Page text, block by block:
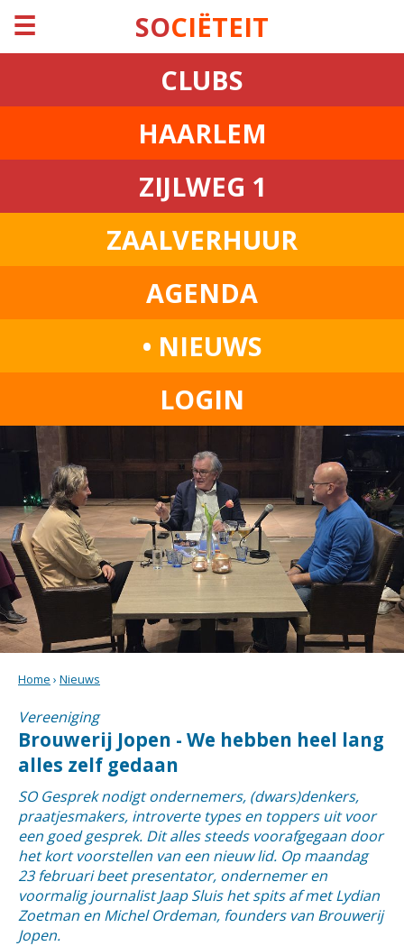
☰ SOCIËTEIT
CLUBS
HAARLEM
ZIJLWEG 1
ZAALVERHUUR
AGENDA
• NIEUWS
LOGIN
Home › Nieuws
Vereeniging
Brouwerij Jopen - We hebben heel lang
alles zelf gedaan
SO Gesprek nodigt ondernemers, (dwars)denkers,
praatjesmakers, introverte types en toppers uit voor
een goed gesprek. Dit alles steeds voorafgegaan door
het kort voorstellen van een nieuw lid. Op maandag
23 februari beet presentator, ondernemer en
voormalig journalist Jaap Sluis het spits af met Lydian
Zoetman en Michel Ordeman, founders van Brouwerij
Jopen.